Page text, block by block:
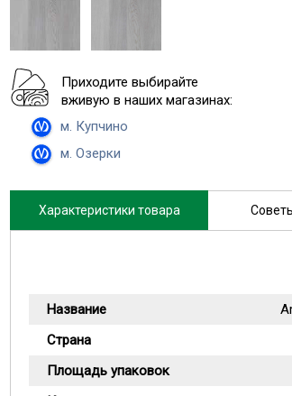
Приходите выбирайте
вживую в наших магазинах:
м. Купчино
м. Озерки
Характеристики товара
Название
Страна
Площадь упаковок